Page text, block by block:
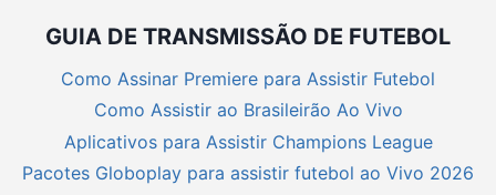
GUIA DE TRANSMISSÃO DE FUTEBOL
Como Assinar Premiere para Assistir Futebol
Como Assistir ao Brasileirão Ao Vivo
Aplicativos para Assistir Champions League
Pacotes Globoplay para assistir futebol ao Vivo 2026